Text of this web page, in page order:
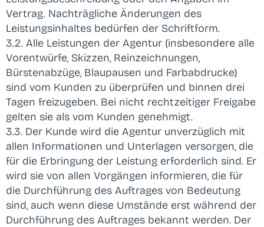
Vertrag. Nachträgliche Änderungen des
Leistungsinhaltes bedürfen der Schriftform.
3.2. Alle Leistungen der Agentur (insbesondere alle
Vorentwürfe, Skizzen, Reinzeichnungen,
Bürstenabzüge, Blaupausen und Farbabdrucke)
sind vom Kunden zu überprüfen und binnen drei
Tagen freizugeben. Bei nicht rechtzeitiger Freigabe
gelten sie als vom Kunden genehmigt.
3.3. Der Kunde wird die Agentur unverzüglich mit
allen Informationen und Unterlagen versorgen, die
für die Erbringung der Leistung erforderlich sind. Er
wird sie von allen Vorgängen informieren, die für
die Durchführung des Auftrages von Bedeutung
sind, auch wenn diese Umstände erst während der
Durchführung des Auftrages bekannt werden. Der